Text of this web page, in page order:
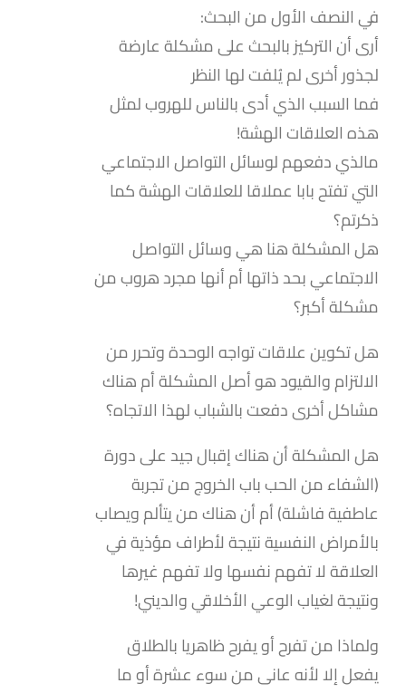
في النصف الأول من البحث:
أرى أن التركيز بالبحث على مشكلة عارضة
لجذور أخرى لم يُلفت لها النظر
فما السبب الذي أدى بالناس للهروب لمثل
هذه العلاقات الهشة!
مالذي دفعهم لوسائل التواصل الاجتماعي
التي تفتح بابا عملاقا للعلاقات الهشة كما
ذكرتم؟
هل المشكلة هنا هي وسائل التواصل
الاجتماعي بحد ذاتها أم أنها مجرد هروب من
مشكلة أكبر؟
هل تكوين علاقات تواجه الوحدة وتحرر من
الالتزام والقيود هو أصل المشكلة أم هناك
مشاكل أخرى دفعت بالشباب لهذا الاتجاه؟
هل المشكلة أن هناك إقبال جيد على دورة
(الشفاء من الحب باب الخروج من تجربة
عاطفية فاشلة) أم أن هناك من يتألم ويصاب
بالأمراض النفسية نتيجة لأطراف مؤذية في
العلاقة لا تفهم نفسها ولا تفهم غيرها
ونتيجة لغياب الوعي الأخلاقي والديني!
ولماذا من تفرح أو يفرح ظاهريا بالطلاق
يفعل إلا لأنه عانى من سوء عشرة أو ما